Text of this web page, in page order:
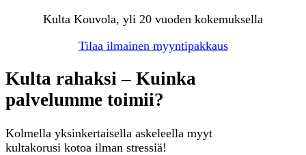
Kulta Kouvola, yli 20 vuoden kokemuksella
Tilaa ilmainen myyntipakkaus
Kulta rahaksi – Kuinka
palvelumme toimii?
Kolmella yksinkertaisella askeleella myyt
kultakorusi kotoa ilman stressiä!